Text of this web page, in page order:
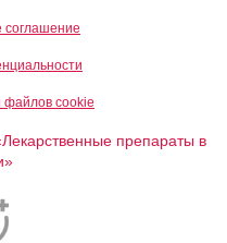
соглашение
файлов cookie
препараты в